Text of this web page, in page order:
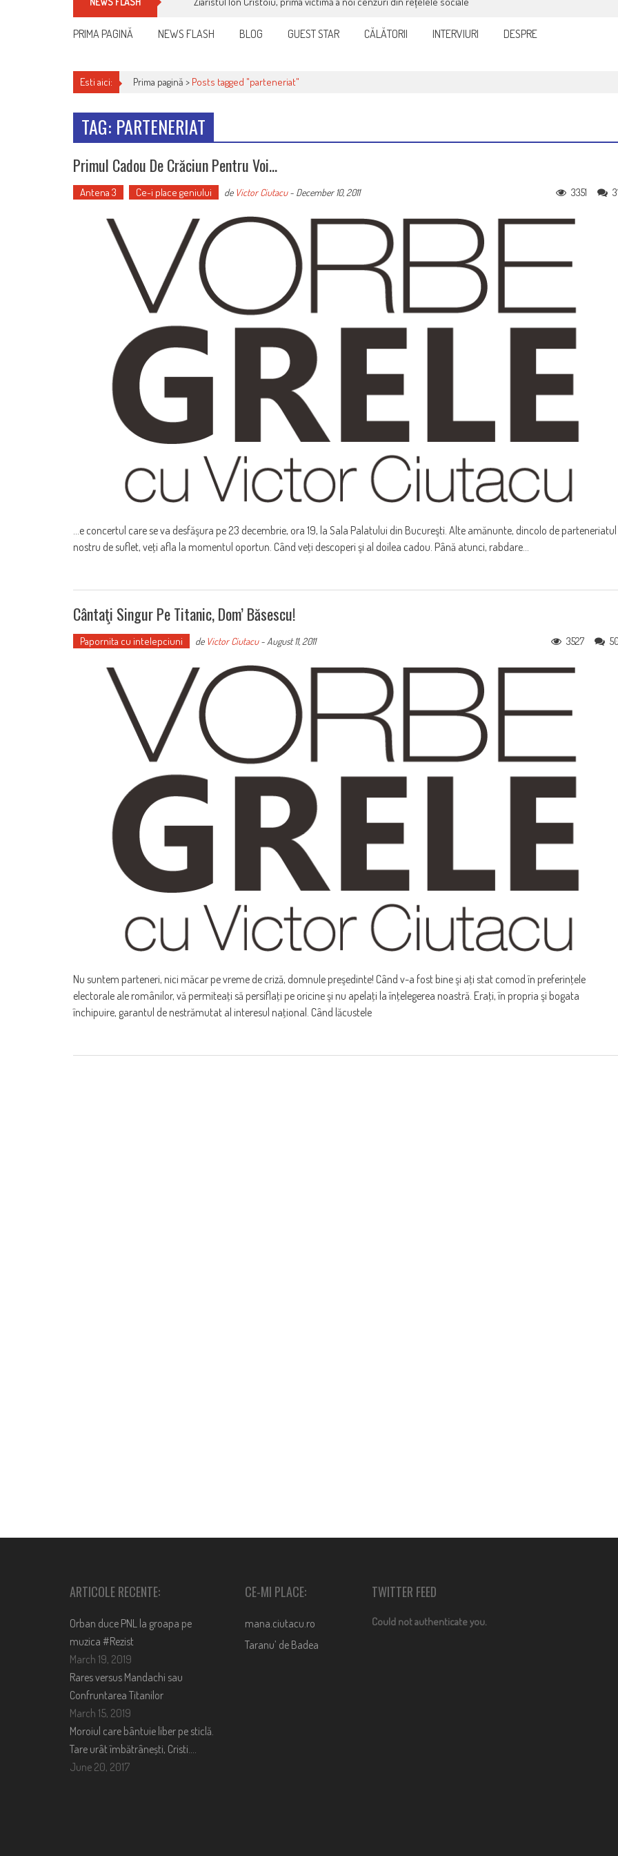
PRIMA PAGINĂ NEWS FLASH BLOG GUEST STAR CĂLĂTORII INTERVIURI DESPRE
Esti aici: Prima pagină > Posts tagged "parteneriat"
TAG: PARTENERIAT
Primul Cadou De Crăciun Pentru Voi…
Antena 3 Ce-i place geniului de Victor Ciutacu- December 10, 2011 3351
...e concertul care se va desfăşura pe 23 decembrie, ora 19, la Sala Palatului din Bucureşti. Alte amănunte, dincolo de parteneriatul
nostru de suflet, veţi afla la momentul oportun. Când veţi descoperi şi al doilea cadou. Până atunci, rabdare...
Cântaţi Singur Pe Titanic, Dom’ Băsescu!
Papornita cu intelepciuni de Victor Ciutacu- August 11, 2011 3527
Nu suntem parteneri, nici măcar pe vreme de criză, domnule preşedinte! Când v-a fost bine şi aţi stat comod în preferinţele
electorale ale românilor, vă permiteaţi să persiflaţi pe oricine şi nu apelaţi la înţelegerea noastră. Eraţi, în propria şi bogata
închipuire, garantul de nestrămutat al interesul naţional. Când lăcustele
ARTICOLE RECENTE:
Orban duce PNL la groapa pe
muzica #Rezist
March 19, 2019
Rares versus Mandachi sau
Confruntarea Titanilor
March 15, 2019
Moroiul care bântuie liber pe sticlă.
Tare urât îmbătrânești, Cristi….
June 20, 2017
CE-MI PLACE:
mana.ciutacu.ro
Taranu’ de Badea
TWITTER FEED
Could not authenticate you.